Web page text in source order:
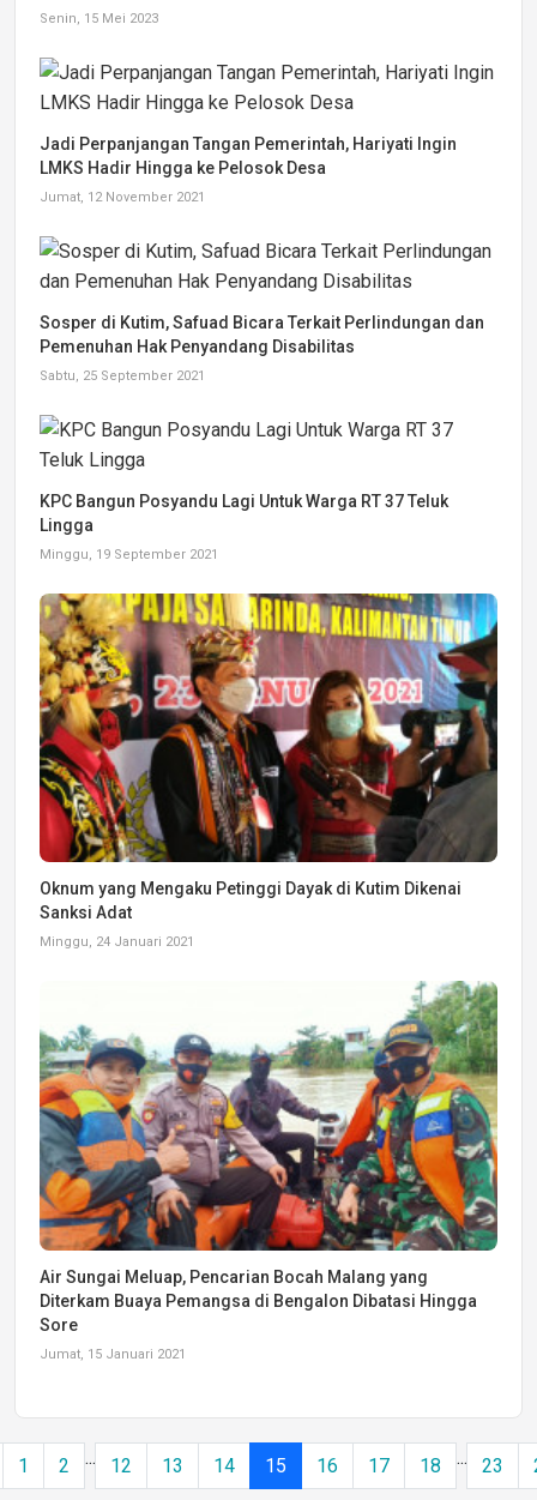
Senin, 15 Mei 2023
Jadi Perpanjangan Tangan Pemerintah, Hariyati Ingin
LMKS Hadir Hingga ke Pelosok Desa
Jumat, 12 November 2021
Sosper di Kutim, Safuad Bicara Terkait Perlindungan dan
Pemenuhan Hak Penyandang Disabilitas
Sabtu, 25 September 2021
KPC Bangun Posyandu Lagi Untuk Warga RT 37 Teluk
Lingga
Minggu, 19 September 2021
Oknum yang Mengaku Petinggi Dayak di Kutim Dikenai
Sanksi Adat
Minggu, 24 Januari 2021
Air Sungai Meluap, Pencarian Bocah Malang yang
Diterkam Buaya Pemangsa di Bengalon Dibatasi Hingga
Sore
Jumat, 15 Januari 2021
1 2 ... 12 13 14 15 16 17 18 ... 23